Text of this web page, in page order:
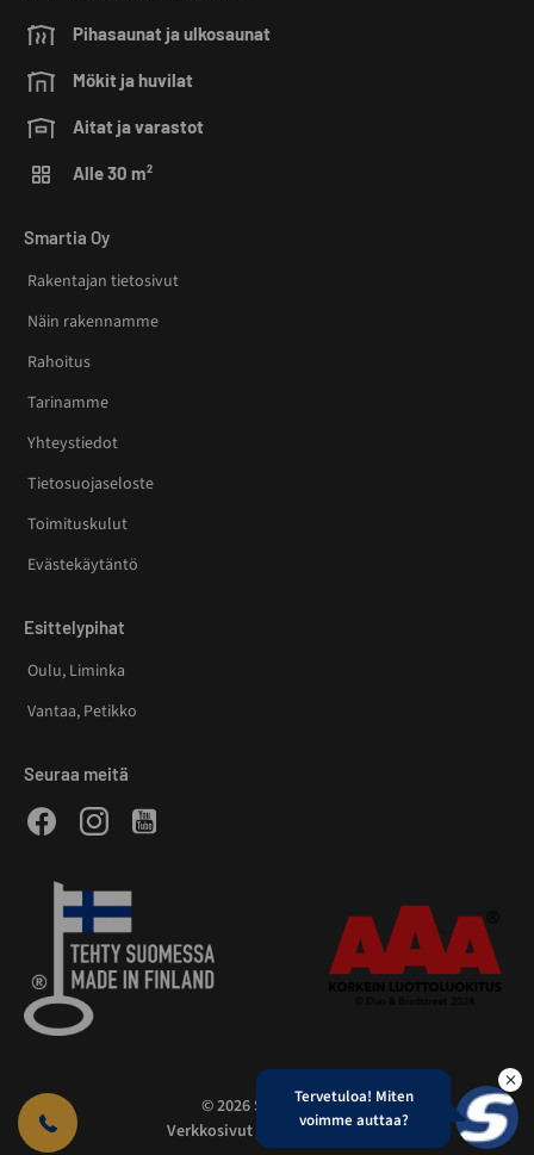
Pihasaunat ja ulkosaunat
Mökit ja huvilat
Aitat ja varastot
Alle 30 m²
Smartia Oy
Rakentajan tietosivut
Näin rakennamme
Rahoitus
Tarinamme
Yhteystiedot
Tietosuojaseloste
Toimituskulut
Evästekäytäntö
Esittelypihat
Oulu, Liminka
Vantaa, Petikko
Seuraa meitä
FacebookInstagramYoutube
© 2026 Smartia Oy
Verkkosivut yritykselle WDS
Tervetuloa! Miten
voimme auttaa?